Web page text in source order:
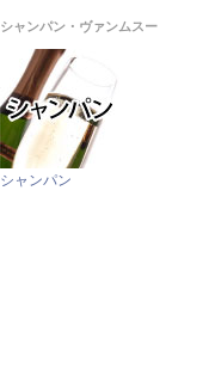
シャンパン・ヴァンムスー
シャンパン